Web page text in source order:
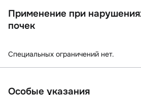
Применение при
почек
Специальных ограничений нет.
Особые указания